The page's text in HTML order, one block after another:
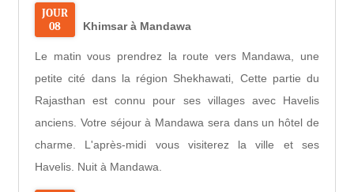
JOUR
08
Khimsar à Mandawa
Le matin vous prendrez la route vers Mandawa, une
petite cité dans la région Shekhawati, Cette partie du
Rajasthan est connu pour ses villages avec Havelis
anciens. Votre séjour à Mandawa sera dans un hôtel de
charme. L'après-midi vous visiterez la ville et ses
Havelis. Nuit à Mandawa.